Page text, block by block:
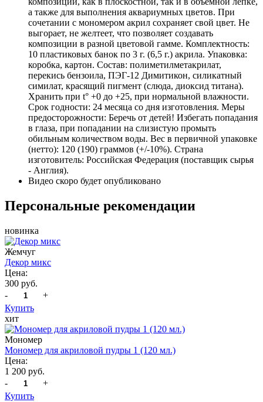
а также для выполнения аквариумных цветов. При
сочетании с мономером акрил сохраняет свой цвет. Не
выгорает, не желтеет, что позволяет создавать
композиции в разной цветовой гамме. Комплектность:
10 пластиковых банок по 3 г. (6,5 г.) акрила. Упаковка:
коробка, картон. Состав: полиметилметакрилат,
перекись бензоила, ПЭГ-12 Димитикон, силикатный
симилат, красящий пигмент (слюда, диоксид титана).
Хранить при t° +0 до +25, при нормальной влажности.
Срок годности: 24 месяца со дня изготовления. Меры
предосторожности: Беречь от детей! Избегать попадания
в глаза, при попадании на слизистую промыть
обильным количеством воды. Вес в первичной упаковке
(нетто): 120 (190) граммов (+/-10%). Страна
изготовитель: Российская Федерация (поставщик сырья
- Англия).
Видео скоро будет опубликовано
Персональные рекомендации
новинка
Жемчуг
Декор микс
Цена:
300 руб.
-
+
Купить
хит
Мономер
Мономер для акриловой пудры 1 (120 мл.)
Цена:
1 200 руб.
-
+
Купить